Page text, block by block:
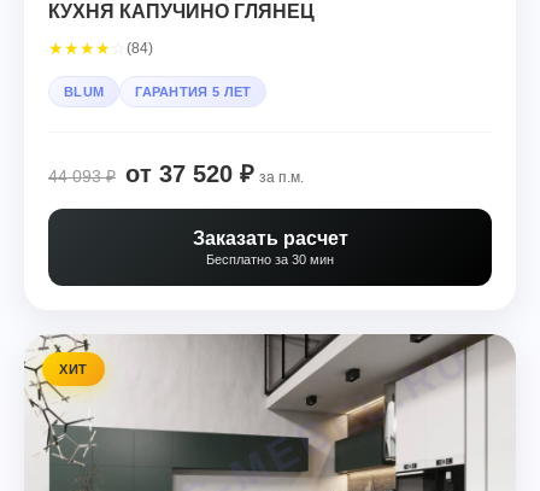
КУХНЯ КАПУЧИНО ГЛЯНЕЦ
★★★★ (84)
BLUM ГАРАНТИЯ 5 ЛЕТ
44 093 ₽ от 37 520 ₽ за п.м.
Заказать расчет
Бесплатно за 30 мин
ХИТ